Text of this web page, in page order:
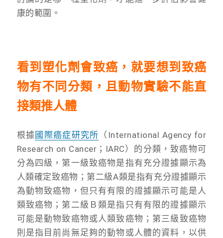
康的範圍。
看到塑化劑會致癌，就要想到致癌
物有不同分類，且動物實驗不能直
接類推人體
根據 國際癌症研究所 （International Agency for
Research on Cancer；IARC）的分類，致癌物可
分為四級，第一級致癌物是指有充分證據顯示為
人類確定致癌物；第二級A類是指有充分證據顯示
為動物致癌物，但只有有限的證據顯示可能是人
類致癌物；第二級Ｂ類是指只有有限的證據顯示
可能是動物致癌物或人類致癌物；第三級致癌物
則是指目前尚無足夠的動物或人體的資料，以供